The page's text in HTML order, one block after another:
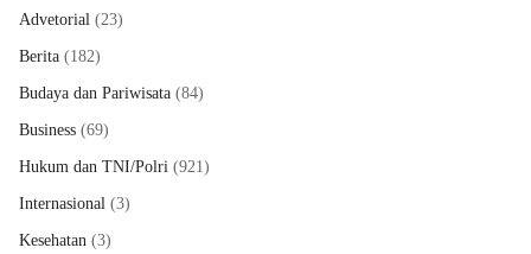
Advetorial (23)
Berita (182)
Budaya dan Pariwisata (84)
Business (69)
Hukum dan TNI/Polri (921)
Internasional (3)
Kesehatan (3)